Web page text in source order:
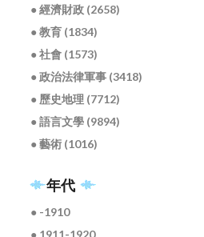
● 經濟財政 (2658)
● 教育 (1834)
● 社會 (1573)
● 政治法律軍事 (3418)
● 歷史地理 (7712)
● 語言文學 (9894)
● 藝術 (1016)
年代
● -1910